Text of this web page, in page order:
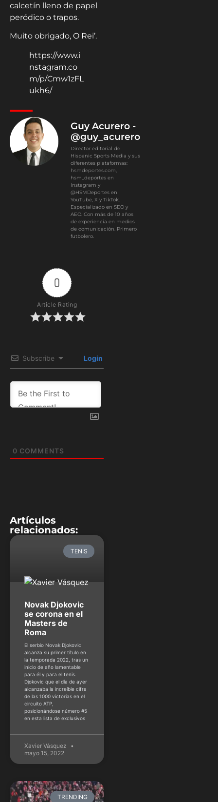
calcetín lleno de papel
peródico o trapos.
Muito obrigado, O Rei’.
https://www.i
nstagram.co
m/p/Cmw1zFL
ukh6/
Guy Acurero -
@guy_acurero
Director editorial de
Hispanic Sports Media y sus
diferentes plataformas:
hsmdeportes.com,
hsm_deportes en
Instagram y
@HSMDeportes en
YouTube, X y TikTok.
Especializado en SEO y
AEO. Con más de 10 años
de experiencia en medios
de comunicación. Primero
futbolero.
0
Article Rating
Subscribe Login
0 COMMENTS
Artículos
relacionados:
TENIS
Novak Djokovic
se corona en el
Masters de
Roma
El serbio Novak Djokovic
alcanza su primer título en
la temporada 2022, tras un
inicio de año lamentable
para él y para el tenis.
Djokovic que el día de ayer
alcanzaba la increíble cifra
de las 1000 victorias en el
circuito ATP,
posicionándose número #5
en esta lista de exclusivos
Xavier Vásquez
mayo 15, 2022
TRENDING